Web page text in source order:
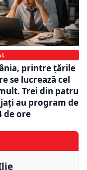
printre țările
se lucrează cel
Trei din patru
au program de
de ore